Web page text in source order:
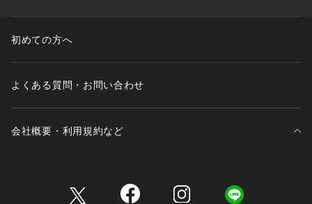
初めての方へ
よくある質問・お問い合わせ
会社概要・利用規約など